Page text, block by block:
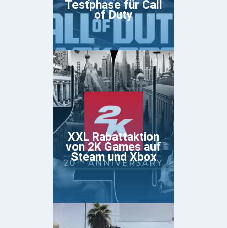
Testphase für Call
of Duty
XXL Rabattaktion
von 2K Games auf
Steam und Xbox